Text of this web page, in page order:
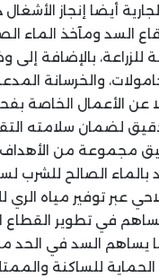
أيضا إنجاز
السد ومآخذ الماء
بالإضافة إلى
والخرسانة
عن الأعمال الخاصة
لضمان سلامته
مجموعة من الأهداف
بالماء الصالح للشرب
عبر توفير مياه الري
في تطوير القطاع
يساهم السد في الحد
الحماية للساكنة